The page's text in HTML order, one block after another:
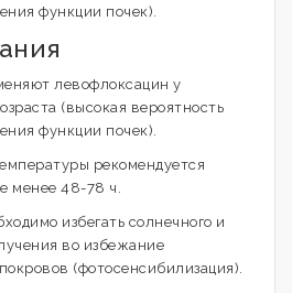
функции почек).
левофлоксацин у
(высокая вероятность
функции почек).
рекомендуется
менее 48-78 ч.
избегать солнечного и
во избежание
(фотосенсибилизация).